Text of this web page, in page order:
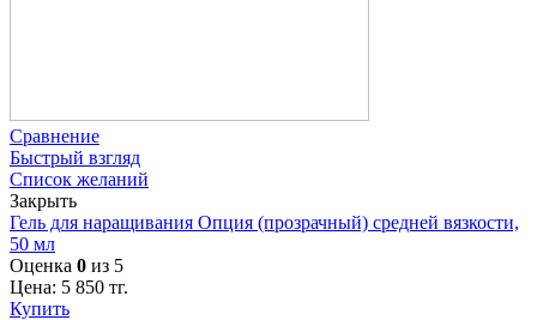
Сравнение
Быстрый взгляд
Список желаний
Закрыть
Гель для наращивания Опция (прозрачный) средней вязкости,
50 мл
Оценка 0 из 5
Цена: 5 850 тг.
Купить